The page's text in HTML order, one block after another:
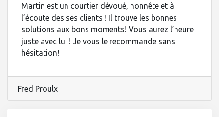
Martin est un courtier dévoué, honnête et à
l’écoute des ses clients ! Il trouve les bonnes
solutions aux bons moments! Vous aurez l’heure
juste avec lui ! Je vous le recommande sans
hésitation!
Fred Proulx